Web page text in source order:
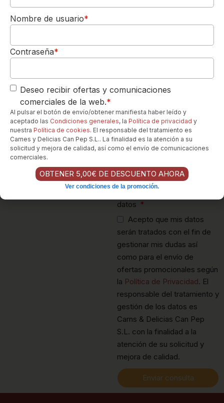
Mensaje
Política de protección de
datos
Acepto que mis datos
serán tratados con el fin de
gestionar mis dudas así
como para el envío de
ofertas promocionales según
la Política de Privacidad. El
responsable del tratamiento y
gestión de los datos es
Carns & Delicias Can Pep
S.L. con la finalidad a la
atención de su solicitud y
mejora de calidad.
Enviar consulta
DE REGALO
Para tu 1º pedido
Los quiero-->
Nombre de usuario*
Contraseña*
Deseo recibir ofertas y comunicaciones
comerciales de la web.*
Al pulsar el botón de envío/obtener manifiesta haber leído y
aceptado las Condiciones generales, la Política de privacidad y
nuestra Política de cookies. El responsable del tratamiento es
Carnes y Delicias Can Pep S.L.. La finalidad es la atención a su
solicitud y mejora de calidad, así como el envío de comunicaciones
comerciales.
OBTENER 5,00€ DE DESCUENTO AHORA
Ver condiciones de la promoción.